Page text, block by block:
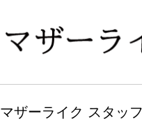
マザーライク スタッ